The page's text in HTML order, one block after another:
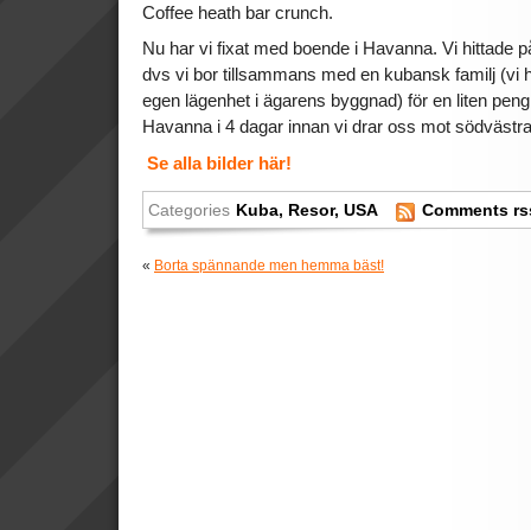
Coffee heath bar crunch.
Nu har vi fixat med boende i Havanna. Vi hittade
dvs vi bor tillsammans med en kubansk familj (vi
egen lägenhet i ägarens byggnad) för en liten
Havanna i 4 dagar innan vi drar oss mot
Se alla bilder här!
Categories Kuba, Resor,USA Comments
« Borta spännande men hemma bäst!